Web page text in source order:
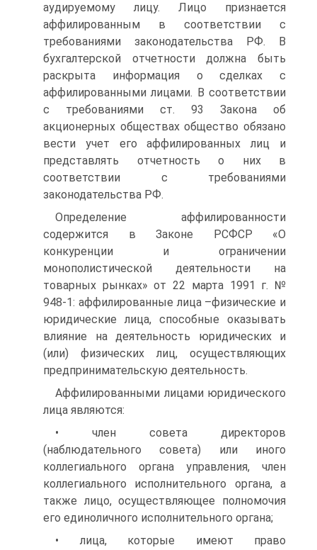
аудируемому лицу. Лицо признается
аффилированным в соответствии с
требованиями законодательства РФ. В
бухгалтерской отчетности должна быть
раскрыта информация о сделках с
аффилированными лицами. В соответствии
с требованиями ст. 93 Закона об
акционерных обществах общество обязано
вести учет его аффилированных лиц и
представлять отчетность о них в
соответствии с требованиями
законодательства РФ.
Определение аффилированности
содержится в Законе РСФСР «О
конкуренции и ограничении
монополистической деятельности на
товарных рынках» от 22 марта 1991 г. №
948‑1: аффилированные лица –физические и
юридические лица, способные оказывать
влияние на деятельность юридических и
(или) физических лиц, осуществляющих
предпринимательскую деятельность.
Аффилированными лицами юридического
лица являются:
• член совета директоров
(наблюдательного совета) или иного
коллегиального органа управления, член
коллегиального исполнительного органа, а
также лицо, осуществляющее полномочия
его единоличного исполнительного органа;
• лица, которые имеют право